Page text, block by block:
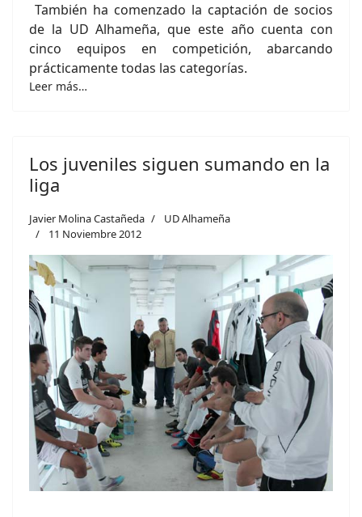
También ha comenzado la captación de socios
de la UD Alhameña, que este año cuenta con
cinco equipos en competición, abarcando
prácticamente todas las categorías.
Leer más…
Los juveniles siguen sumando en la
liga
Javier Molina Castañeda
UD Alhameña
11 Noviembre 2012